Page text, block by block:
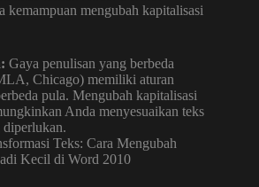
kemampuan mengubah kapitalisasi
Gaya penulisan yang berbeda
Chicago) memiliki aturan
pula. Mengubah kapitalisasi
Anda menyesuaikan teks
diperlukan.